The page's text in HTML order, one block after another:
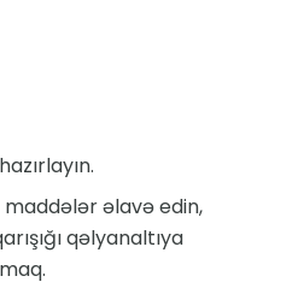
maddələr əlavə edin,
qəlyanaltıya